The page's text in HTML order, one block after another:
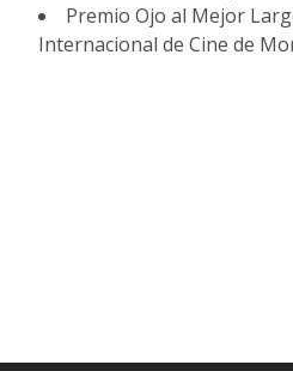
Premio Ojo al Mejor
Internacional de Cine de